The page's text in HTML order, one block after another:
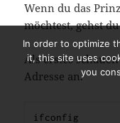
Wenn du das
möchtest, gehst
Als erstes
Adresse an.
ifconfig
In order to optimize
it, this site uses
you